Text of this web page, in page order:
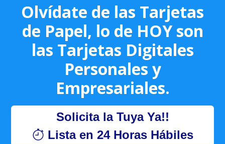
Olvídate de las Tarjetas
de Papel, lo de HOY son
las Tarjetas Digitales
Personales y
Empresariales.
Solicita la Tuya Ya!!
Lista en 24 Horas Hábiles